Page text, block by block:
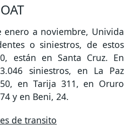
a noviembre, Univida
o siniestros, de estos
están en Santa Cruz. En
siniestros, en La Paz
en Tarija 311, en Oruro
y en Beni, 24.
de transito